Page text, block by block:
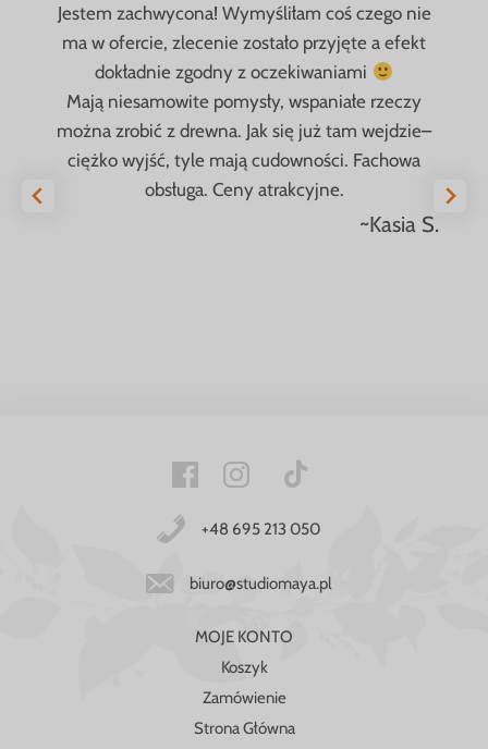
Jestem zachwycona! Wymyśliłam coś czego nie
ma w ofercie, zlecenie zostało przyjęte a efekt
dokładnie zgodny z oczekiwaniami
Mają niesamowite pomysły, wspaniałe rzeczy
można zrobić z drewna. Jak się już tam wejdzie–
ciężko wyjść, tyle mają cudowności. Fachowa
obsługa. Ceny atrakcyjne.
~Kasia S.
+48 695 213 050
biuro@studiomaya.pl
MOJE KONTO
Koszyk
Zamówienie
Strona Główna